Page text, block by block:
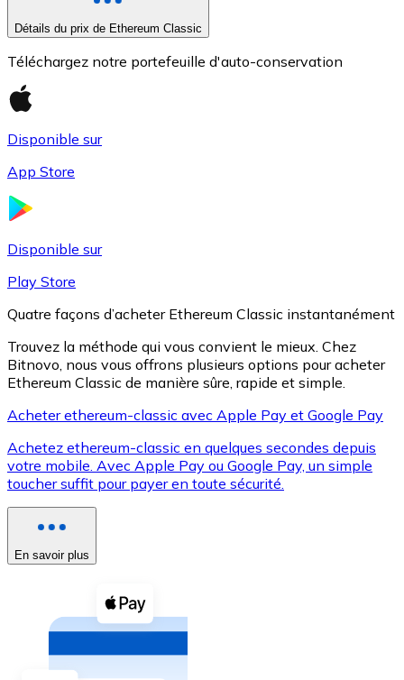
XRP
XRP
Voir toutes
Coupons crypto
Achetez des cryptomonnaies en espèces et d'autres
Acheter avec espèces
Détails du prix de Ethereum Classic
Téléchargez notre portefeuille d'auto-conservation
Disponible sur
App Store
Disponible sur
Play Store
Quatre façons d’acheter Ethereum Classic instantanément
Trouvez la méthode qui vous convient le mieux. Chez
Bitnovo, nous vous offrons plusieurs options pour acheter
Ethereum Classic de manière sûre, rapide et simple.
Acheter ethereum-classic avec Apple Pay et Google Pay
Achetez ethereum-classic en quelques secondes depuis
votre mobile. Avec Apple Pay ou Google Pay, un simple
toucher suffit pour payer en toute sécurité.
En savoir plus